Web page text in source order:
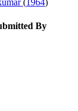
(1964)
By